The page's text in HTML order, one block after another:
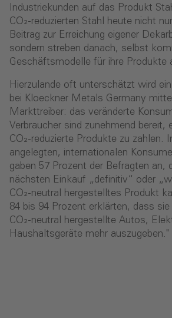
Industriekunden auf das Produkt
CO₂-reduzierten Stahl heute nicht
Beitrag zur Erreichung eigener
sondern streben danach, selbst
Geschäftsmodelle für ihre Produkte
Hierzulande oft unterschätzt wird
bei Kloeckner Metals Germany
Markttreiber: das veränderte
Verbraucher sind zunehmend bereit,
CO₂-reduzierte Produkte zu zahlen.
angelegten, internationalen
gaben 57 Prozent der Befragten an,
nächsten Einkauf „definitiv“ oder
CO₂-neutral hergestelltes Produkt
84 bis 94 Prozent erklärten, dass
CO₂-neutral hergestellte Autos,
Haushaltsgeräte mehr auszugeben."